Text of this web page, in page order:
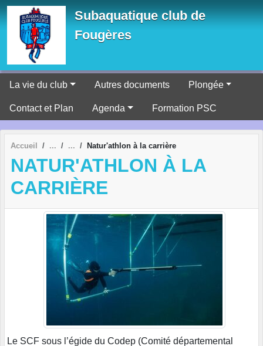
Subaquatique club de
Fougères
La vie du club Autres documents Plongée
Contact et Plan Agenda Formation PSC
Accueil Natur'athlon à la carrière
NATUR'ATHLON À LA
CARRIÈRE
Le SCF sous l’égide du Codep (Comité départemental
Panneau de gestion des cookies